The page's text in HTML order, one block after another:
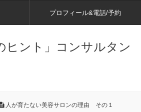
ヒント」コンサルタン
プロフィール&電話/予約
人が育たない美容サロンの理由 その１